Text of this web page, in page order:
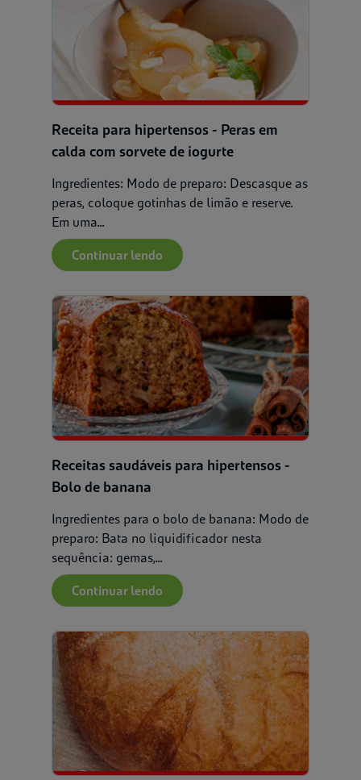
Receita para hipertensos - Peras em
calda com sorvete de iogurte
Ingredientes: Modo de preparo: Descasque as
peras, coloque gotinhas de limão e reserve.
Em uma...
Continuar lendo
Receitas saudáveis para hipertensos -
Bolo de banana
Ingredientes para o bolo de banana: Modo de
preparo: Bata no liquidificador nesta
sequência: gemas,...
Continuar lendo